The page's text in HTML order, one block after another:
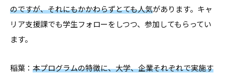
のですが、それにもかかわらずとても人気があります。キャ
リア支援課でも学生フォローをしつつ、参加してもらってい
ます。
稲葉： 本プログラムの特徴に、大学、企業それぞれで実施す